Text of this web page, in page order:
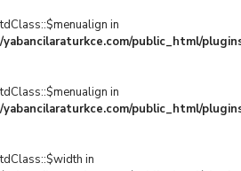
in
yabancilaraturkce.com/public_html/
in
yabancilaraturkce.com/public_html/
in